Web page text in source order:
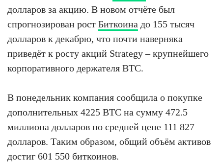
долларов за акцию. В новом отчёте был
спрогнозирован рост Биткоина до 155 тысяч
долларов к декабрю, что почти наверняка
приведёт к росту акций Strategy – крупнейшего
корпоративного держателя BTC.
В понедельник компания сообщила о покупке
дополнительных 4225 BTC на сумму 472.5
миллиона долларов по средней цене 111 827
долларов. Таким образом, общий объём активов
достиг 601 550 биткоинов.